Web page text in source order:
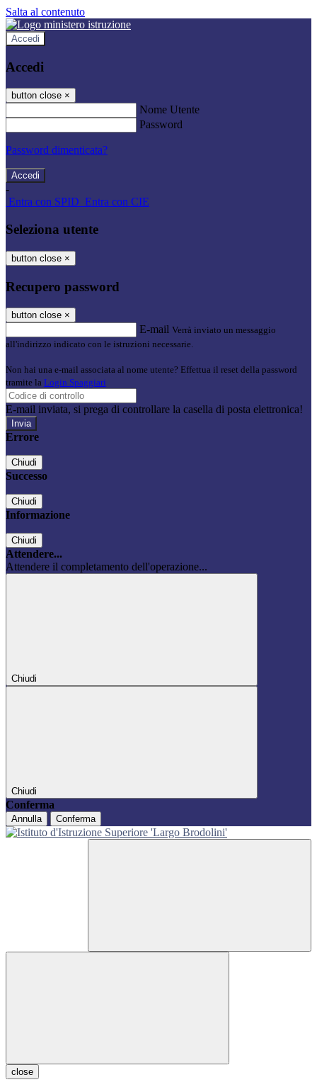
Salta al contenuto
Accedi
Accedi
button close ×
Nome Utente
Password
Password dimenticata?
-
Entra con SPID Entra con CIE
Seleziona utente
button close ×
Recupero password
button close ×
E-mail Verrà inviato un messaggio
all'indirizzo indicato con le istruzioni necessarie.
Non hai una e-mail associata al nome utente? Effettua il reset della password
tramite la Login Spaggiari
E-mail inviata, si prega di controllare la casella di posta elettronica!
Errore
Chiudi
Successo
Chiudi
Informazione
Chiudi
Attendere...
Attendere il completamento dell'operazione...
Chiudi
Chiudi
Conferma
Annulla Conferma
close